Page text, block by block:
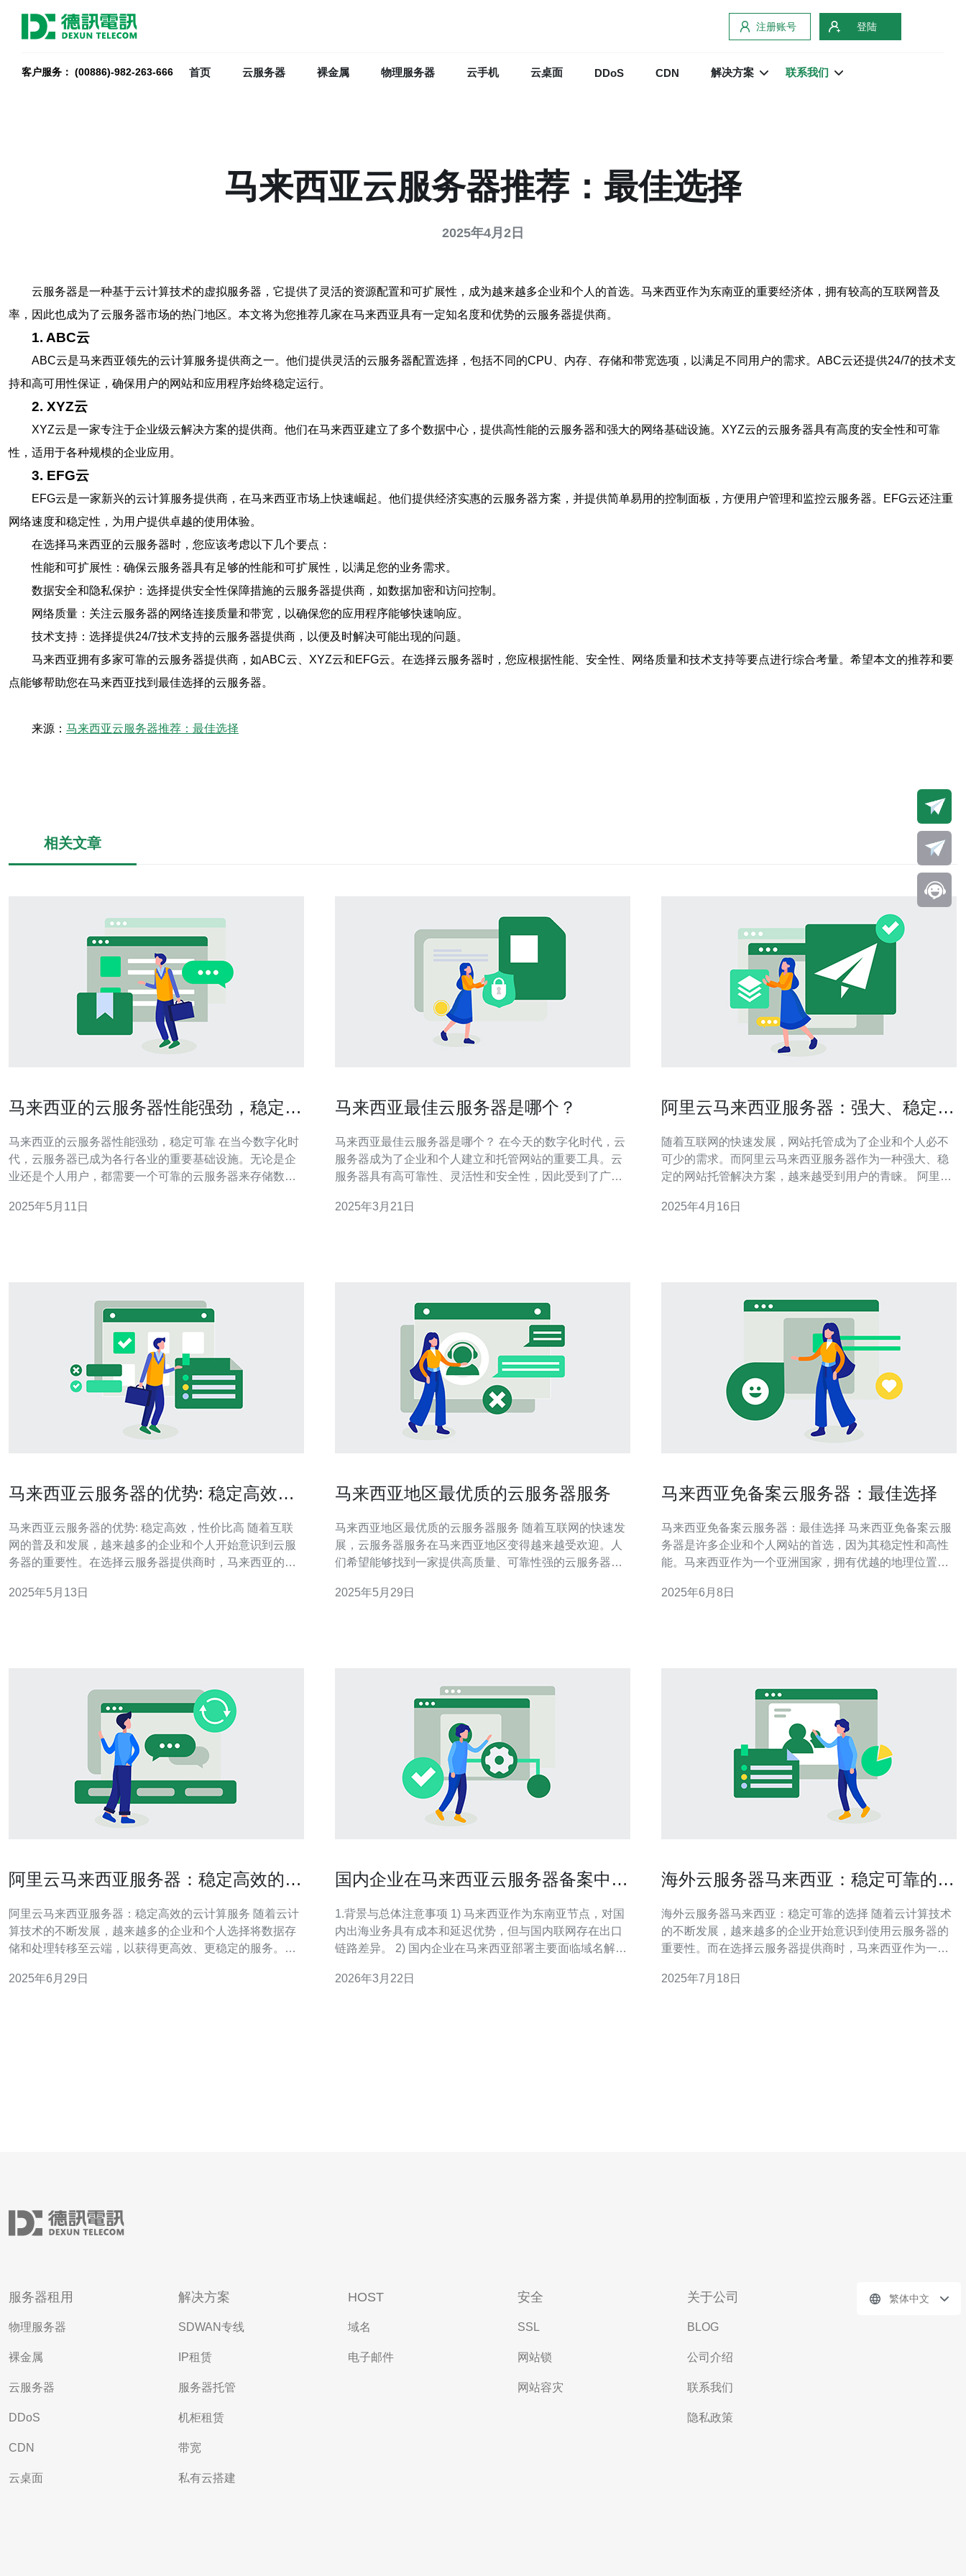
注册账号 登陆
客户服务： (00886)-982-263-666 首页 云服务器 裸金属 物理服务器 云手机 云桌面 DDoS CDN 解决方案 联系我们
马来西亚云服务器推荐：最佳选择
2025年4月2日
云服务器是一种基于云计算技术的虚拟服务器，它提供了灵活的资源配置和可扩展性，成为越来越多企业和个人的首选。马来西亚作为东南亚的重要经济体，拥有较高的互联网普及
率，因此也成为了云服务器市场的热门地区。本文将为您推荐几家在马来西亚具有一定知名度和优势的云服务器提供商。
1. ABC云
ABC云是马来西亚领先的云计算服务提供商之一。他们提供灵活的云服务器配置选择，包括不同的CPU、内存、存储和带宽选项，以满足不同用户的需求。ABC云还提供24/7的技术支
持和高可用性保证，确保用户的网站和应用程序始终稳定运行。
2. XYZ云
XYZ云是一家专注于企业级云解决方案的提供商。他们在马来西亚建立了多个数据中心，提供高性能的云服务器和强大的网络基础设施。XYZ云的云服务器具有高度的安全性和可靠
性，适用于各种规模的企业应用。
3. EFG云
EFG云是一家新兴的云计算服务提供商，在马来西亚市场上快速崛起。他们提供经济实惠的云服务器方案，并提供简单易用的控制面板，方便用户管理和监控云服务器。EFG云还注重
网络速度和稳定性，为用户提供卓越的使用体验。
在选择马来西亚的云服务器时，您应该考虑以下几个要点：
性能和可扩展性：确保云服务器具有足够的性能和可扩展性，以满足您的业务需求。
数据安全和隐私保护：选择提供安全性保障措施的云服务器提供商，如数据加密和访问控制。
网络质量：关注云服务器的网络连接质量和带宽，以确保您的应用程序能够快速响应。
技术支持：选择提供24/7技术支持的云服务器提供商，以便及时解决可能出现的问题。
马来西亚拥有多家可靠的云服务器提供商，如ABC云、XYZ云和EFG云。在选择云服务器时，您应根据性能、安全性、网络质量和技术支持等要点进行综合考量。希望本文的推荐和要
点能够帮助您在马来西亚找到最佳选择的云服务器。
来源： 马来西亚云服务器推荐：最佳选择
相关文章
马来西亚的云服务器性能强劲，稳定可
马来西亚的云服务器性能强劲，稳定可靠 在当今数字化时
代，云服务器已成为各行各业的重要基础设施。无论是企
业还是个人用户，都需要一个可靠的云服务器来存储数
地区的重要经济体，拥有发达的信息技术产业。在云计算
2025年5月11日
马来西亚最佳云服务器是哪个？
马来西亚最佳云服务器是哪个？ 在今天的数字化时代，云
服务器成为了企业和个人建立和托管网站的重要工具。云
服务器具有高可靠性、灵活性和安全性，因此受到了广泛
体，拥有庞大的互联网用户群体和活跃的在线业务。因
2025年3月21日
阿里云马来西亚服务器：强大、稳定的
随着互联网的快速发展，网站托管成为了企业和个人必不
可少的需求。而阿里云马来西亚服务器作为一种强大、稳
定的网站托管解决方案，越来越受到用户的青睐。 阿里云
术，能够提供出色的性能和可靠性。无论是处理大量并发
2025年4月16日
马来西亚云服务器的优势: 稳定高效，
马来西亚云服务器的优势: 稳定高效，性价比高 随着互联
网的普及和发展，越来越多的企业和个人开始意识到云服
务器的重要性。在选择云服务器提供商时，马来西亚的云
包括稳定高效和性价比高。 马来西亚云服务器以其稳定性
2025年5月13日
马来西亚地区最优质的云服务器服务
马来西亚地区最优质的云服务器服务 随着互联网的快速发
展，云服务器服务在马来西亚地区变得越来越受欢迎。人
们希望能够找到一家提供高质量、可靠性强的云服务器服
优质的云服务器服务商通常具有以下特点： 强大的服务器
2025年5月29日
马来西亚免备案云服务器：最佳选择
马来西亚免备案云服务器：最佳选择 马来西亚免备案云服
务器是许多企业和个人网站的首选，因为其稳定性和高性
能。马来西亚作为一个亚洲国家，拥有优越的地理位置和
际上备受青睐。 马来西亚免备案云服务器的优势主要包
2025年6月8日
阿里云马来西亚服务器：稳定高效的云
阿里云马来西亚服务器：稳定高效的云计算服务 随着云计
算技术的不断发展，越来越多的企业和个人选择将数据存
储和处理转移至云端，以获得更高效、更稳定的服务。阿
亚的服务器也备受关注。 阿里云马来西亚服务器的优势主
2025年6月29日
国内企业在马来西亚云服务器备案中常
1.背景与总体注意事项 1) 马来西亚作为东南亚节点，对国
内出海业务具有成本和延迟优势，但与国内联网存在出口
链路差异。 2) 国内企业在马来西亚部署主要面临域名解
型涉及VPS（虚拟私有服务器）、云主机（云服务器）、
2026年3月22日
海外云服务器马来西亚：稳定可靠的选
海外云服务器马来西亚：稳定可靠的选择 随着云计算技术
的不断发展，越来越多的企业开始意识到使用云服务器的
重要性。而在选择云服务器提供商时，马来西亚作为一个
拥有稳定的政治环境和发达的通信基础设施，这为云服务
2025年7月18日
服务器租用
物理服务器
裸金属
云服务器
DDoS
CDN
云桌面
解决方案
SDWAN专线
IP租赁
服务器托管
机柜租赁
带宽
私有云搭建
HOST
域名
电子邮件
安全
SSL
网站锁
网站容灾
关于公司
BLOG
公司介绍
联系我们
隐私政策
繁体中文